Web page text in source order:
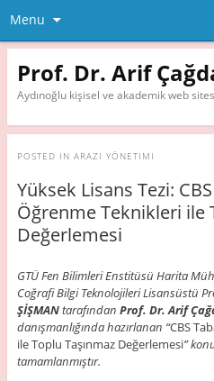
Menu
Prof. Dr. Arif
Aydınoğlu kişisel ve akademik web
POSTED IN ARAZI YÖNETIMI
Yüksek Lisans Tezi:
Öğrenme Teknikleri ile
Değerlemesi
GTÜ Fen Bilimleri Enstitüsü Harita
Coğrafi Bilgi Teknolojileri Lisansüstü
ŞİŞMANtarafından Prof. Dr. Arif
danışmanlığında hazırlanan “CBS
ile Toplu Taşınmaz Değerlemesi”
tamamlanmıştır.